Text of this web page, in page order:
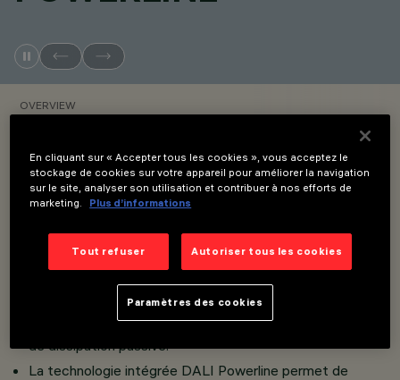
OVERVIEW
VOIR LES CODES DES PRODUITS
Overview
Projecteur orientable miniaturisé avec adaptateur pour
installation sur rail Filorail 48V (16A).
Réalisé en aluminium moulé sous pression avec système
de dissipation passive.
La technologie intégrée DALI Powerline permet de
En cliquant sur « Accepter tous les cookies », vous acceptez le
stockage de cookies sur votre appareil pour améliorer la navigation
sur le site, analyser son utilisation et contribuer à nos efforts de
marketing.
Plus d’informations
Tout refuser Autoriser tous les cookies
Paramètres des cookies